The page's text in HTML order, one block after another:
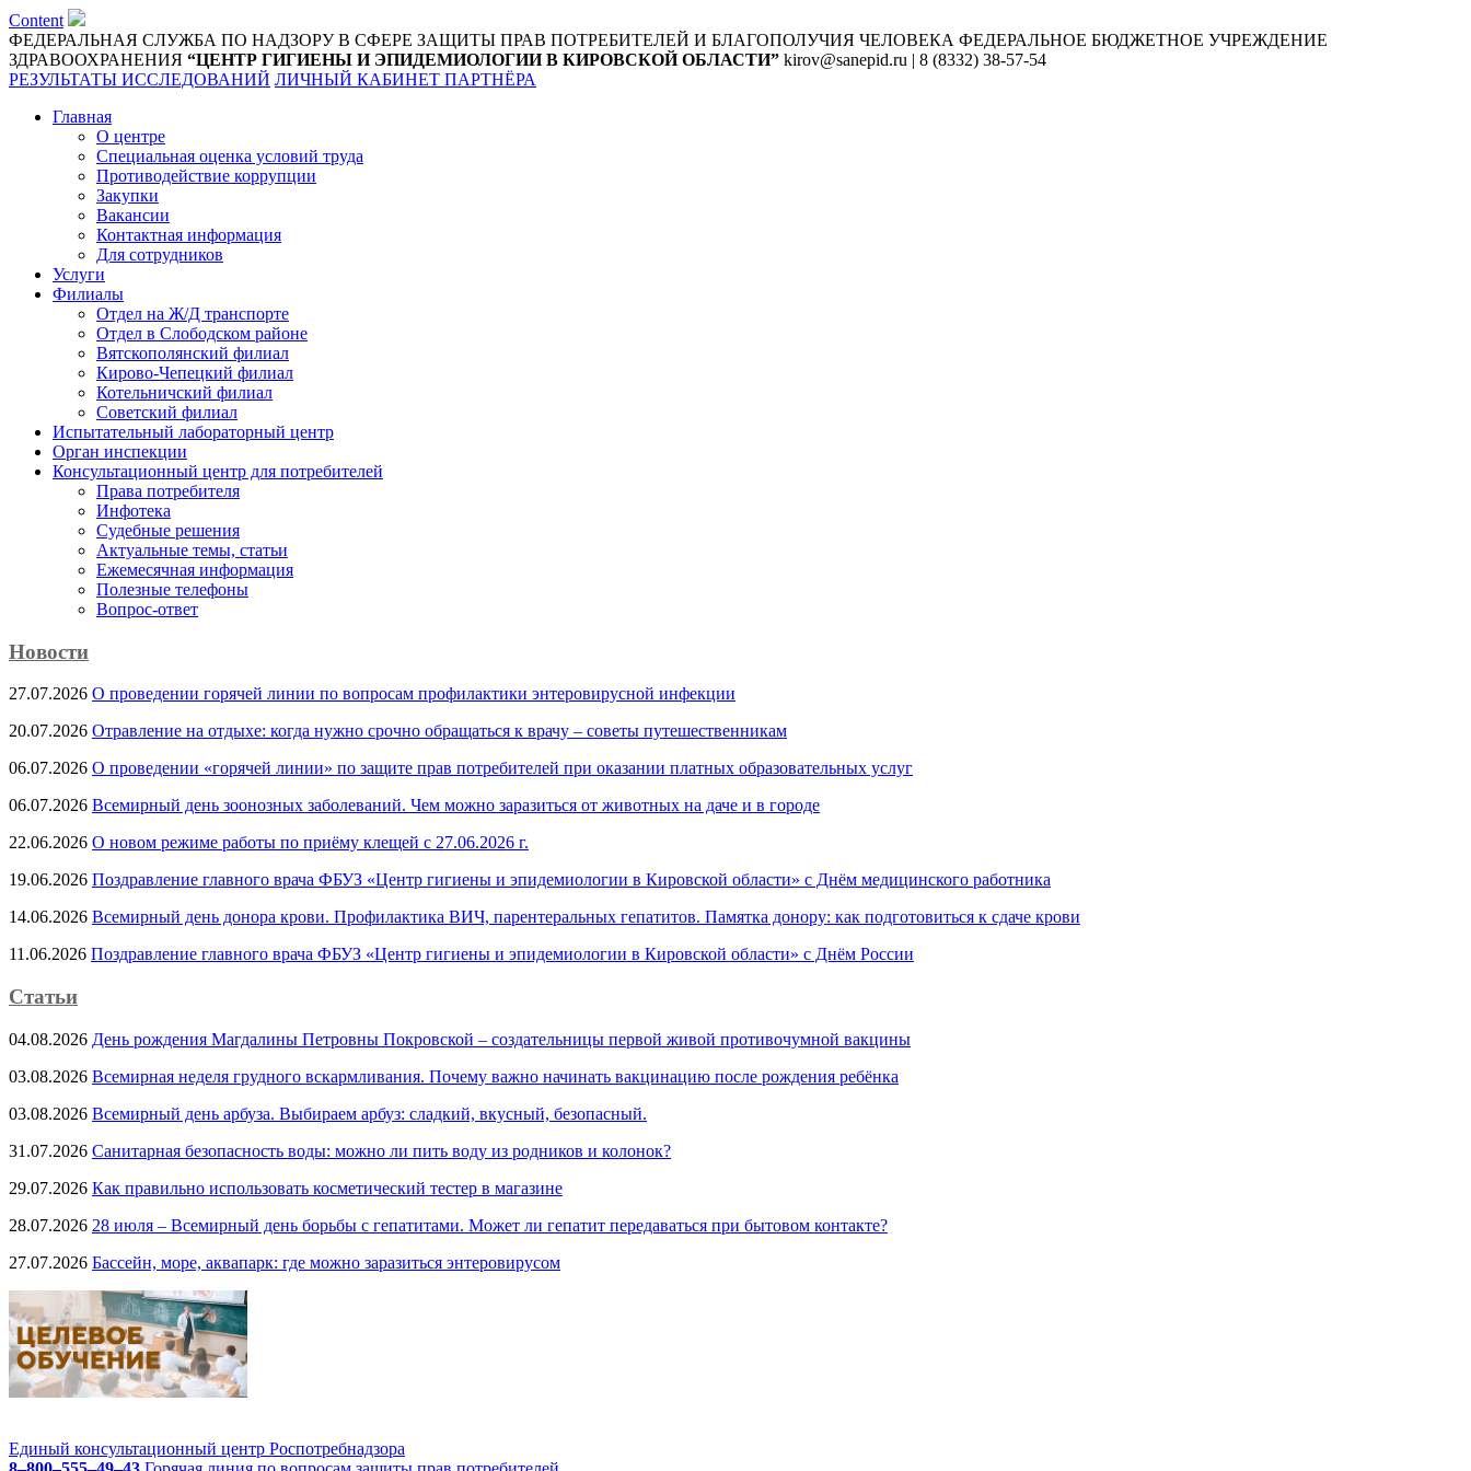
Content
ФЕДЕРАЛЬНАЯ СЛУЖБА ПО НАДЗОРУ В СФЕРЕ ЗАЩИТЫ ПРАВ ПОТРЕБИТЕЛЕЙ И БЛАГОПОЛУЧИЯ ЧЕЛОВЕКА ФЕДЕРАЛЬНОЕ БЮДЖЕТНОЕ УЧРЕЖДЕНИЕ
ЗДРАВООХРАНЕНИЯ “ЦЕНТР ГИГИЕНЫ И ЭПИДЕМИОЛОГИИ В КИРОВСКОЙ ОБЛАСТИ” kirov@sanepid.ru | 8 (8332) 38-57-54
РЕЗУЛЬТАТЫ ИССЛЕДОВАНИЙ ЛИЧНЫЙ КАБИНЕТ ПАРТНЁРА
Главная
О центре
Специальная оценка условий труда
Противодействие коррупции
Закупки
Вакансии
Контактная информация
Для сотрудников
Услуги
Филиалы
Отдел на Ж/Д транспорте
Отдел в Слободском районе
Вятскополянский филиал
Кирово-Чепецкий филиал
Котельничский филиал
Советский филиал
Испытательный лабораторный центр
Орган инспекции
Консультационный центр для потребителей
Права потребителя
Инфотека
Судебные решения
Актуальные темы, cтатьи
Ежемесячная информация
Полезные телефоны
Вопрос-ответ
Новости
27.07.2026 О проведении горячей линии по вопросам профилактики энтеровирусной инфекции
20.07.2026 Отравление на отдыхе: когда нужно срочно обращаться к врачу – советы путешественникам
06.07.2026 О проведении «горячей линии» по защите прав потребителей при оказании платных образовательных услуг
06.07.2026 Всемирный день зоонозных заболеваний. Чем можно заразиться от животных на даче и в городе
22.06.2026 О новом режиме работы по приёму клещей с 27.06.2026 г.
19.06.2026 Поздравление главного врача ФБУЗ «Центр гигиены и эпидемиологии в Кировской области» с Днём медицинского работника
14.06.2026 Всемирный день донора крови. Профилактика ВИЧ, парентеральных гепатитов. Памятка донору: как подготовиться к сдаче крови
11.06.2026 Поздравление главного врача ФБУЗ «Центр гигиены и эпидемиологии в Кировской области» с Днём России
Статьи
04.08.2026 День рождения Магдалины Петровны Покровской – создательницы первой живой противочумной вакцины
03.08.2026 Всемирная неделя грудного вскармливания. Почему важно начинать вакцинацию после рождения ребёнка
03.08.2026 Всемирный день арбуза. Выбираем арбуз: сладкий, вкусный, безопасный.
31.07.2026 Санитарная безопасность воды: можно ли пить воду из родников и колонок?
29.07.2026 Как правильно использовать косметический тестер в магазине
28.07.2026 28 июля – Всемирный день борьбы с гепатитами. Может ли гепатит передаваться при бытовом контакте?
27.07.2026 Бассейн, море, аквапарк: где можно заразиться энтеровирусом
Единый консультационный центр Роспотребнадзора